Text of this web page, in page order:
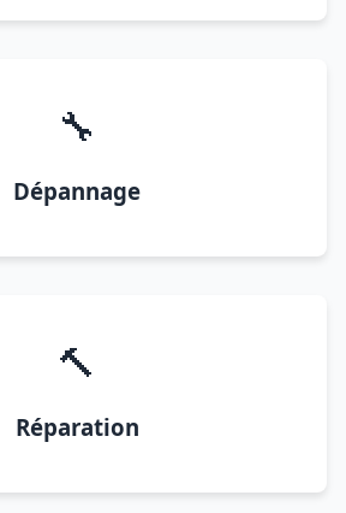
🔧
Dépannage
🔨
Réparation